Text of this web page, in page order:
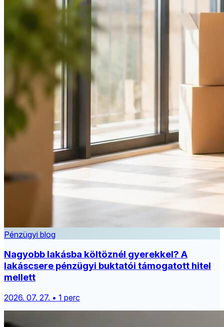
Pénzügyi blog
Nagyobb lakásba költöznél gyerekkel? A
lakáscsere pénzügyi buktatói támogatott hitel
mellett
2026. 07. 27. • 1 perc